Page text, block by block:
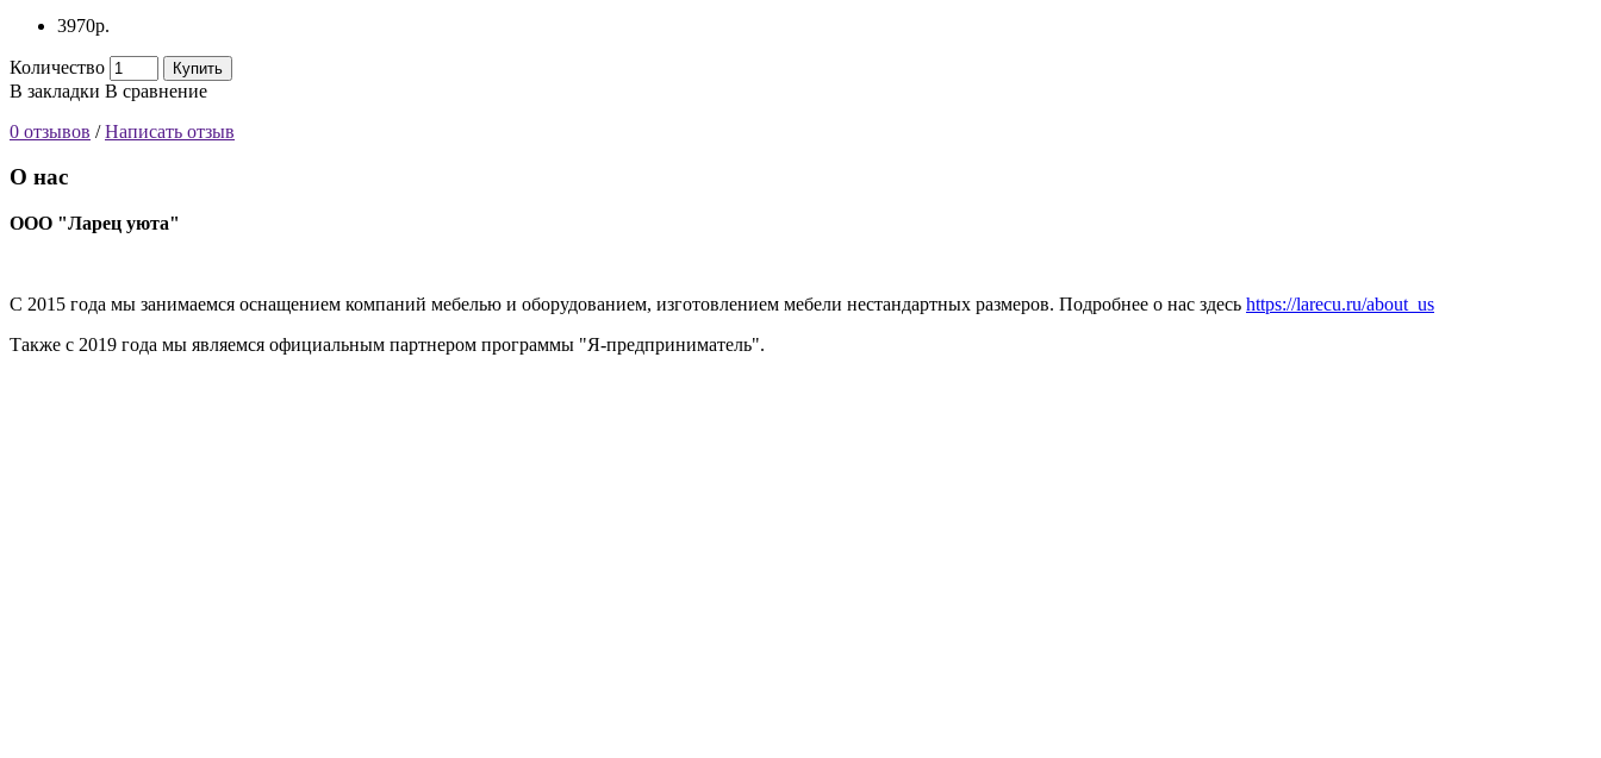
3970р.
Количество Купить
В закладки В сравнение
0 отзывов /Написать отзыв
О нас
ООО "Ларец уюта"
С 2015 года мы занимаемся оснащением компаний мебелью и оборудованием, изготовлением мебели нестандартных размеров. Подробнее о нас здесь https://larecu.ru/about_us
Также с 2019 года мы являемся официальным партнером программы "Я-предприниматель".